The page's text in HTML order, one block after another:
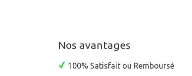
Nos avantages
100% Satisfait ou Remboursé